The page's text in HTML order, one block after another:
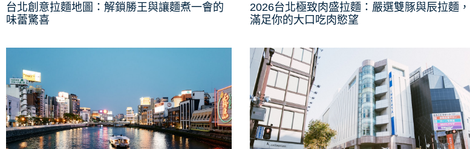
台北創意拉麵地圖：解鎖勝王與讓麵煮一會的
味蕾驚喜
2026台北極致肉盛拉麵：嚴選雙豚與辰拉麵，
滿足你的大口吃肉慾望